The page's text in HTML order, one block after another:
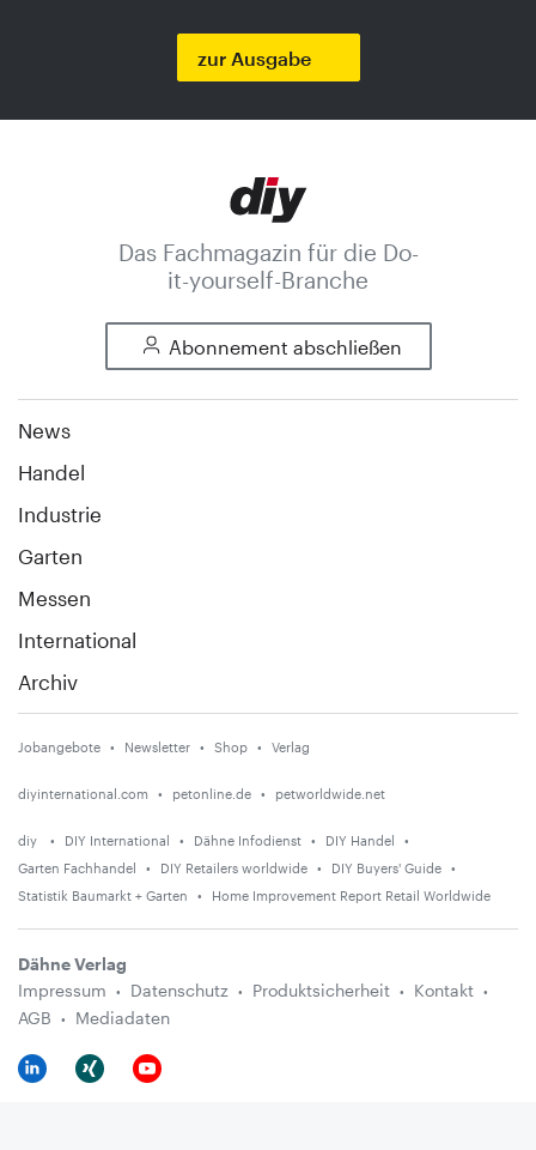
zur Ausgabe
Das Fachmagazin für die Do-
it-yourself-Branche
Abonnement abschließen
News
Handel
Industrie
Garten
Messen
International
Archiv
Jobangebote Newsletter Shop Verlag
diyinternational.com petonline.de petworldwide.net
diy DIY International Dähne Infodienst
DIY Handel
Garten Fachhandel
DIY Retailers worldwide
DIY Buyers' Guide
Statistik Baumarkt + Garten
Home Improvement Report Retail Worldwide
Dähne Verlag
Impressum
Datenschutz Produktsicherheit
Kontakt
AGB
Mediadaten